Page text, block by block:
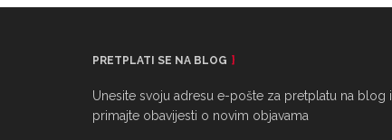
PRETPLATI SE NA BLOG
Unesite svoju adresu e-pošte za pretplatu na blog i
primajte obavijesti o novim objavama